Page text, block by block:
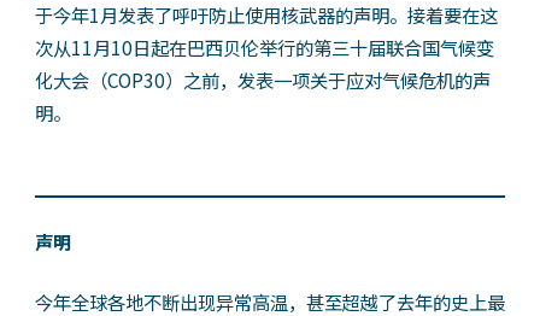
于今年1月发表了呼吁防止使用核武器的声明。接着要在这
次从11月10日起在巴西贝伦举行的第三十届联合国气候变
化大会（COP30）之前，发表一项关于应对气候危机的声
明。
声明
今年全球各地不断出现异常高温，甚至超越了去年的史上最